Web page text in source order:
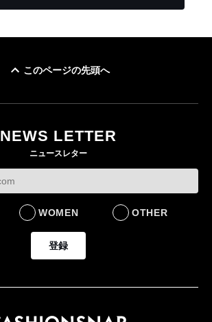
このページの先頭へ
NEWS LETTER
ニュースレター
WOMEN OTHER
登録